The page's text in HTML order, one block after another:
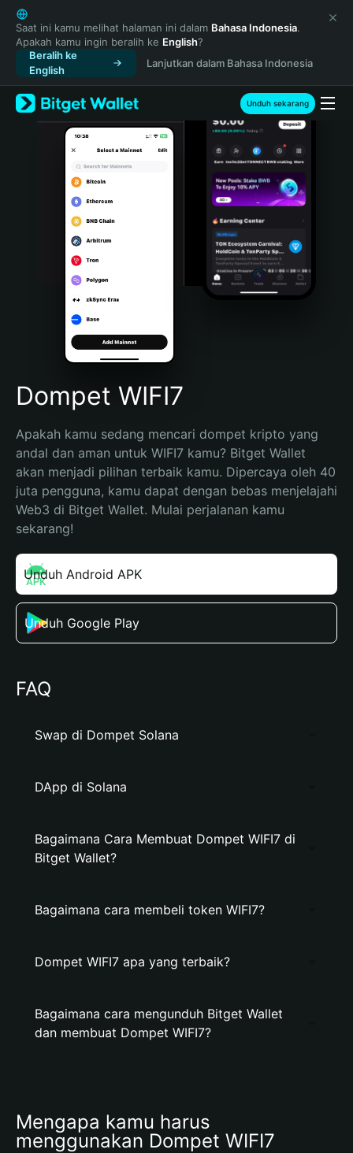
English
日本語
Tiếng Việt
Русский
Español (Latinoamérica)
Türkçe
Italiano
Português (Portugal)
Bahasa Indonesia
Português (Brasil)
Español (Argentina)
Saat ini kamu melihat halaman ini dalam Bahasa Indonesia.
Apakah kamu ingin beralih ke English?
Beralih ke
English
Lanjutkan dalam Bahasa Indonesia
Unduh sekarang
Dompet WIFI7
Apakah kamu sedang mencari dompet kripto yang
andal dan aman untuk WIFI7 kamu? Bitget Wallet
akan menjadi pilihan terbaik kamu. Dipercaya oleh 40
juta pengguna, kamu dapat dengan bebas menjelajahi
Web3 di Bitget Wallet. Mulai perjalanan kamu
sekarang!
Unduh Android APK
Unduh Google Play
FAQ
Swap di Dompet Solana
DApp di Solana
Bagaimana Cara Membuat Dompet WIFI7 di
Bitget Wallet?
Bagaimana cara membeli token WIFI7?
Dompet WIFI7 apa yang terbaik?
Bagaimana cara mengunduh Bitget Wallet
dan membuat Dompet WIFI7?
Mengapa kamu harus
menggunakan Dompet WIFI7